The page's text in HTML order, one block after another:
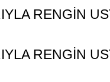
RENGİN
RENGİN